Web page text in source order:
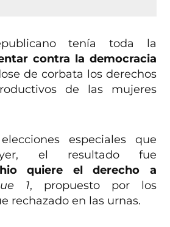
tenía toda la
contra la democracia
de corbata los derechos
de las mujeres
especiales que
el resultado fue
quiere el derecho a
1, propuesto por los
rechazado en las urnas.